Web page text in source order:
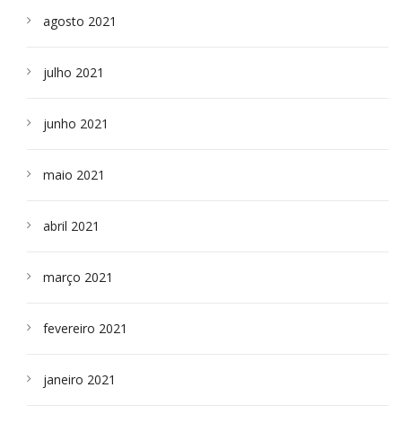
agosto 2021
julho 2021
junho 2021
maio 2021
abril 2021
março 2021
fevereiro 2021
janeiro 2021